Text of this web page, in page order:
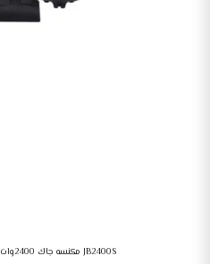
مكنسه جاك 2400وات 5لتر JB2400S